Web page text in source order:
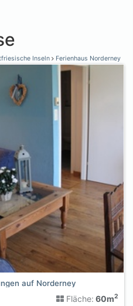
Inseln Ferienhaus Norderney
auf Norderney
Fläche: 60m2